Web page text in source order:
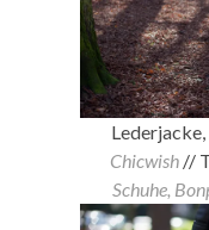
Chicwish //
Schuhe,